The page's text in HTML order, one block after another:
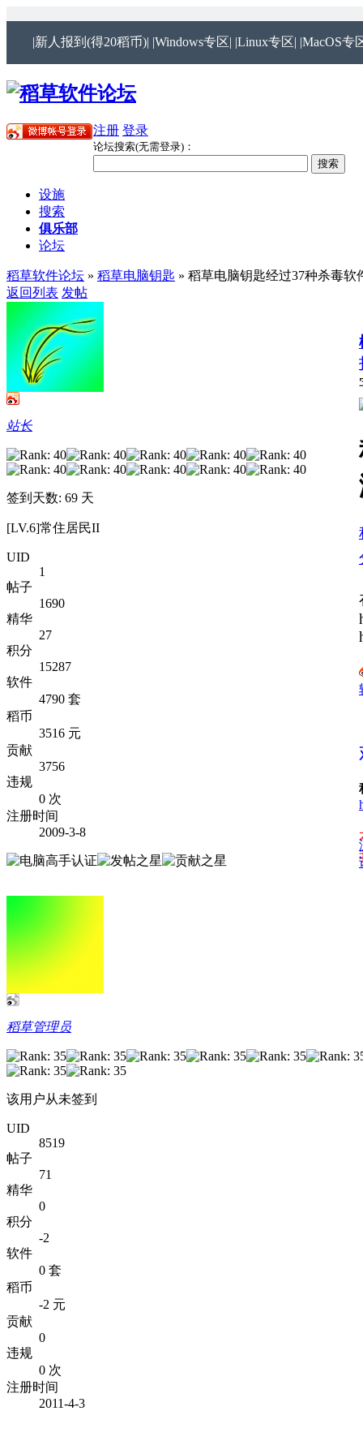
|新人报到(得20稻币)| |Windows专区| |Linux专区| |MacOS专
注册 登录
论坛搜索(无需登录)：
设施
搜索
俱乐部
论坛
稻草软件论坛 » 稻草电脑钥匙 » 稻草电脑钥匙经过37种杀毒软
返回列表 发帖
站长
签到天数: 69 天
[LV.6]常住居民II
UID
1
帖子
1690
精华
27
积分
15287
软件
4790 套
稻币
3516 元
贡献
3756
违规
0 次
注册时间
2009-3-8
稻草管理员
该用户从未签到
UID
8519
帖子
71
精华
0
积分
-2
软件
0 套
稻币
-2 元
贡献
0
违规
0 次
注册时间
2011-4-3